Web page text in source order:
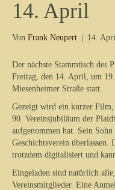
14. April
Von Frank Neupert 14.
Der nächste Stammtisch des
Freitag, den 14. April, um
Miesenheimer Straße statt.
Gezeigt wird ein kurzer
90. Vereinsjubiläum der
aufgenommen hat. Sein
Geschichtsverein
trotzdem digitalisiert und
Eingeladen sind natürlich
Vereinsmitglieder. Eine